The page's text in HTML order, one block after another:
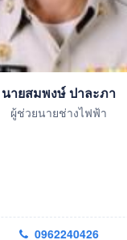
นายสมพงษ์ ปาละภา
ผู้ช่วยนายช่างไฟฟ้า
0962240426